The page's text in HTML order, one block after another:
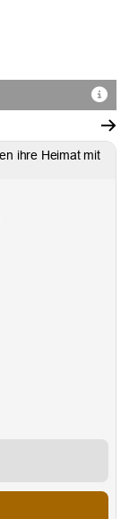
ihre Heimat mit